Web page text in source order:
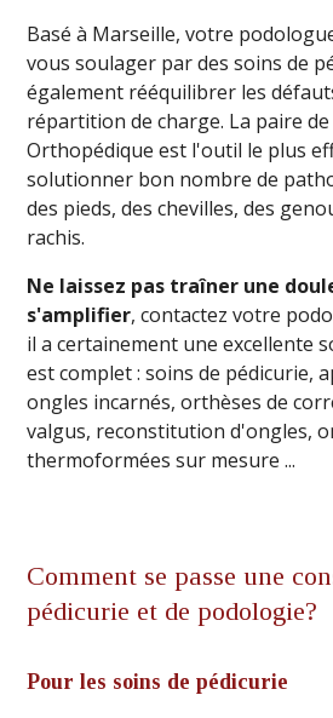
Basé à Marseille, votre
vous soulager par des soins de
également rééquilibrer les
répartition de charge. La paire de
Orthopédique est l'outil le plus
solutionner bon nombre de
des pieds, des chevilles, des
rachis.
Ne laissez pas traîner une
s'amplifier, contactez votre
il a certainement une excellente
est complet : soins de pédicurie,
ongles incarnés, orthèses de
valgus, reconstitution d'ongles,
thermoformées sur mesure ...
Comment se passe une
pédicurie et de podologie?
Pour les soins de pédicurie